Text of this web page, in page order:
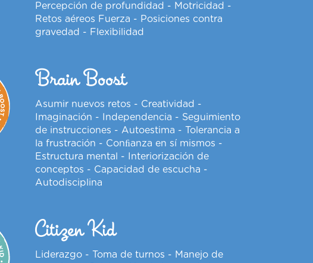
Percepción de profundidad - Motricidad -
Retos aéreos Fuerza - Posiciones contra
gravedad - Flexibilidad
Brain Boost
Asumir nuevos retos - Creatividad -
Imaginación - Independencia - Seguimiento
de instrucciones - Autoestima - Tolerancia a
la frustración - Conﬁanza en sí mismos -
Estructura mental - Interiorización de
conceptos - Capacidad de escucha -
Autodisciplina
Citizen Kid
Liderazgo - Toma de turnos - Manejo de